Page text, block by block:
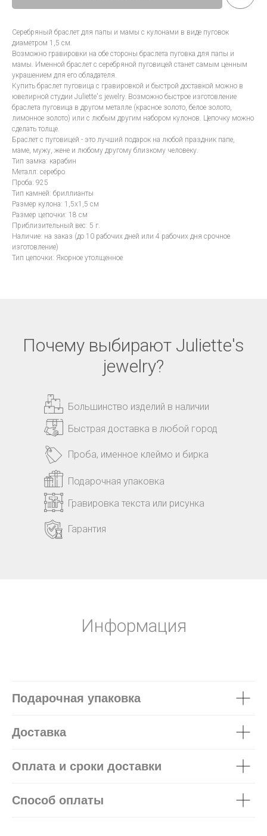
Серебряный браслет для папы и мамы с кулонами в виде пуговок
диаметром 1,5 см.
Возможно гравировки на обе стороны браслета пуговка для папы и
мамы. Именной браслет с серебряной пуговицей станет самым ценным
украшением для его обладателя.
Купить браслет пуговица с гравировкой и быстрой доставкой можно в
ювелирной студии Juliette's jewelry. Возможно быстрое изготовление
браслета пуговица в другом металле (красное золото, белое золото,
лимонное золото) или с любым другим набором кулонов. Цепочку можно
сделать толще.
Браслет с пуговицей - это лучший подарок на любой праздник папе,
маме, мужу, жене и любому другому близкому человеку.
Тип замка: карабин
Металл: серебро
Проба: 925
Тип камней: бриллианты
Размер кулона: 1,5x1,5 см
Размер цепочки: 18 см
Приблизительный вес: 5 г.
Наличие: на заказ (до 10 рабочих дней или 4 рабочих дня срочное
изготовление)
Тип цепочки: Якорное утолщенное
Почему выбирают Juliette's
jewelry?
Большинство изделий в наличии
Быстрая доставка в любой город
Подарочная упаковка
Гравировка текста или рисунка
Проба, именное клеймо и бирка
Гарантия
Информация
Подарочная упаковка
Доставка
Оплата и сроки доставки
Способ оплаты